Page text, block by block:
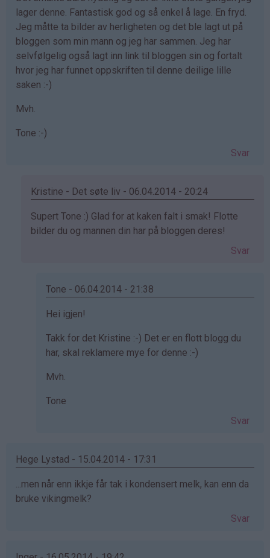
lager denne. Fantastisk god og så enkel å lage. En fryd.
Jeg måtte ta bilder av herligheten og det ble lagt ut på
bloggen som min mann og jeg har sammen. Jeg har
selvfølgelig også lagt inn link til bloggen sin og fortalt
hvor jeg har funnet oppskriften til denne deilige lille
saken :-)
Mvh.
Tone :-)
Svar
Kristine - Det søte liv - 06.04.2014 - 20:24
Som
svar
(ikke
Supert Tone :) Glad for at kaken falt i smak! Flotte
bilder du og mannen din har på bloggen deres!
Svar
Tone - 06.04.2014 - 21:38
Som
på
av
Kristine
Det…
Hei igjen!
Takk for det Kristine :-) Det er en flott blogg du
har, skal reklamere mye for denne :-)
Mvh.
Tone
Svar
Hege Lystad - 15.04.2014 - 17:31
...men når enn ikkje får tak i kondensert melk, kan enn da
bruke vikingmelk?
Svar